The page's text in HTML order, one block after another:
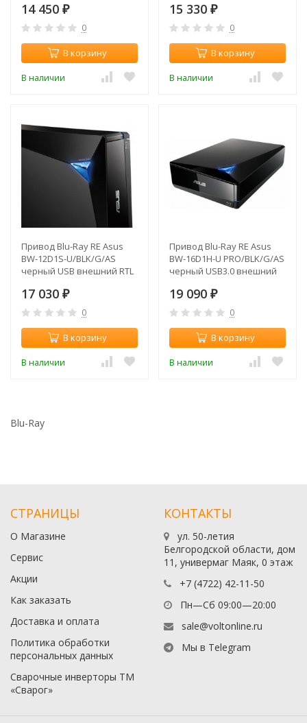
внешний RTL
14 450 ₽
0
В корзину
В наличии
15 330 ₽
0
В корзину
В наличии
Привод Blu-Ray RE Asus
BW-12D1S-U/BLK/G/AS
черный USB внешний RTL
17 030 ₽
0
В корзину
В наличии
Привод Blu-Ray RE Asus
BW-16D1H-U PRO/BLK/G/AS
черный USB3.0 внешний
19 090 ₽
0
В корзину
В наличии
Blu-Ray
СТРАНИЦЫ
О Магазине
Сервис
Акции
Как заказать
Доставка и оплата
Политика обработки
персональных данных
Сварочные инверторы ТМ
«Сварог»
КОНТАКТЫ
ул. 50-летия
Белгородской области, дом
11, универмаг Маяк, 0 этаж
+7 (4722) 42-11-50
Пн—Сб 09:00—20:00
sale@voltonline.ru
Мы в Telegram